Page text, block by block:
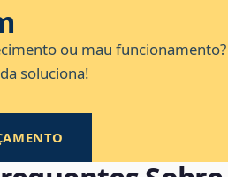
ou mau funcionamento?
soluciona!